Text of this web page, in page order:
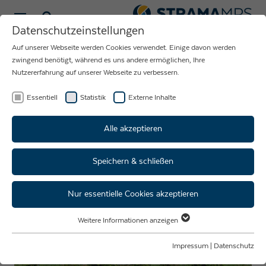
NEUIGKEITEN
RUND UM DAS
UNTERNEHMEN
STRAMA-MPS
Super gemacht – Zwölf Azubis
schließen ihre Ausbildung
erfolgreich ab
Datenschutzeinstellungen
Auf unserer Webseite werden Cookies verwendet. Einige davon werden
zwingend benötigt, während es uns andere ermöglichen, Ihre
Nutzererfahrung auf unserer Webseite zu verbessern.
Essentiell Statistik Externe Inhalte
Alle akzeptieren
Speichern & schließen
Nur essentielle Cookies akzeptieren
Essentielle Cookies werden für grundlegende Funktionen der Webseite
Weitere Informationen anzeigen
Impressum Datenschutz